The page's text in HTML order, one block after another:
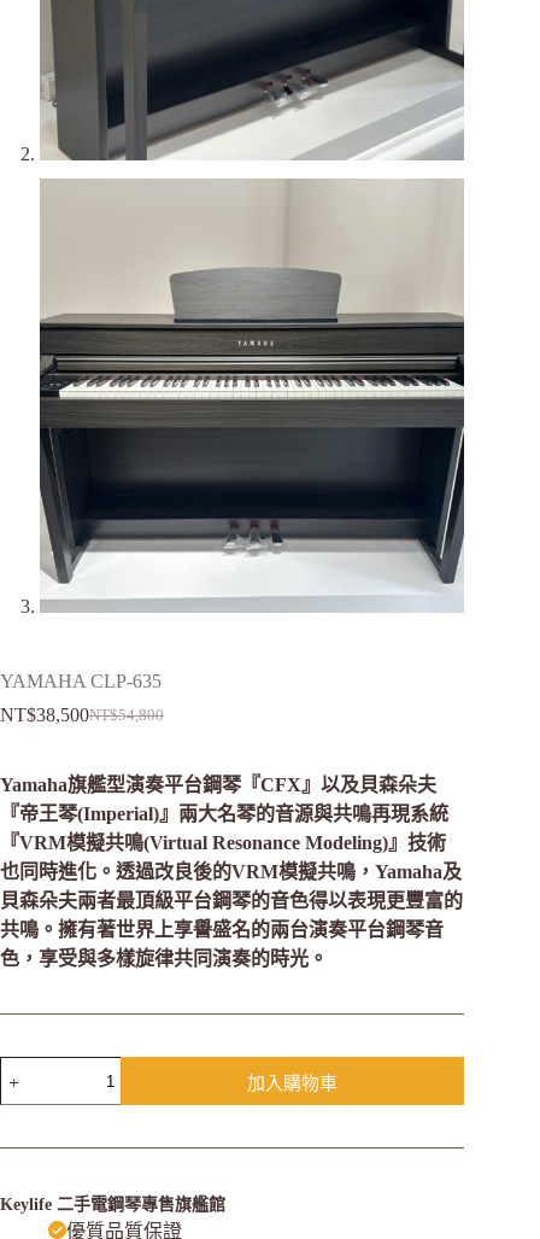
YAMAHA CLP-635
NT$54,800
NT$38,500
Yamaha旗艦型演奏平台鋼琴『CFX』以及貝森朵夫
『帝王琴(Imperial)』兩大名琴的音源與共鳴再現系統
『VRM模擬共鳴(Virtual Resonance Modeling)』技術
也同時進化。透過改良後的VRM模擬共鳴，Yamaha及
貝森朵夫兩者最頂級平台鋼琴的音色得以表現更豐富的
共鳴。擁有著世界上享譽盛名的兩台演奏平台鋼琴音
色，享受與多樣旋律共同演奏的時光。
加入購物車
Keylife 二手電鋼琴專售旗艦館
優質品質保證